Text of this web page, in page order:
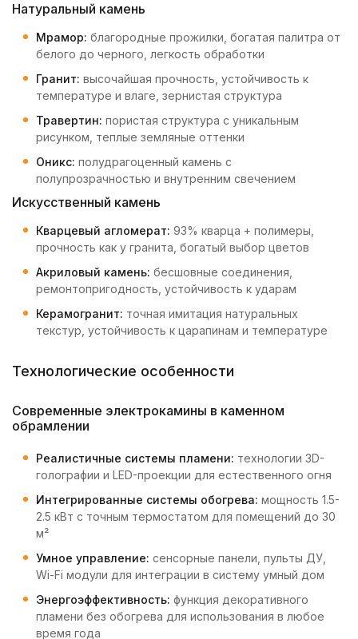
Натуральный камень
Мрамор: благородные прожилки, богатая палитра от
белого до черного, легкость обработки
Гранит: высочайшая прочность, устойчивость к
температуре и влаге, зернистая структура
Травертин: пористая структура с уникальным
рисунком, теплые земляные оттенки
Оникс: полудрагоценный камень с
полупрозрачностью и внутренним свечением
Искусственный камень
Кварцевый агломерат: 93% кварца + полимеры,
прочность как у гранита, богатый выбор цветов
Акриловый камень: бесшовные соединения,
ремонтопригодность, устойчивость к ударам
Керамогранит: точная имитация натуральных
текстур, устойчивость к царапинам и температуре
Технологические особенности
Современные электрокамины в каменном
обрамлении
Реалистичные системы пламени: технологии 3D-
голографии и LED-проекции для естественного огня
Интегрированные системы обогрева: мощность 1.5-
2.5 кВт с точным термостатом для помещений до 30
м²
Умное управление: сенсорные панели, пульты ДУ,
Wi-Fi модули для интеграции в систему умный дом
Энергоэффективность: функция декоративного
пламени без обогрева для использования в любое
время года